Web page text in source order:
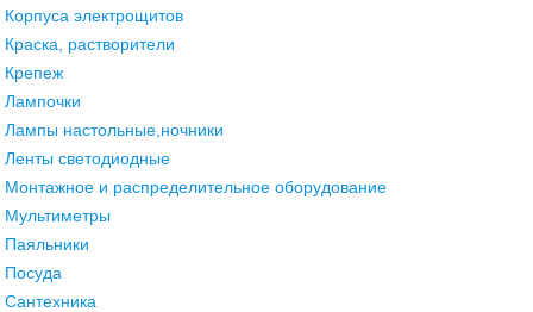
Корпуса электрощитов
Краска, растворители
Крепеж
Лампочки
Лампы настольные,ночники
Ленты светодиодные
Монтажное и распределительное оборудование
Мультиметры
Паяльники
Посуда
Сантехника